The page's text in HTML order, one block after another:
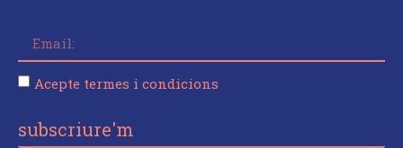
Acepte termes i condicions
subscriure'm